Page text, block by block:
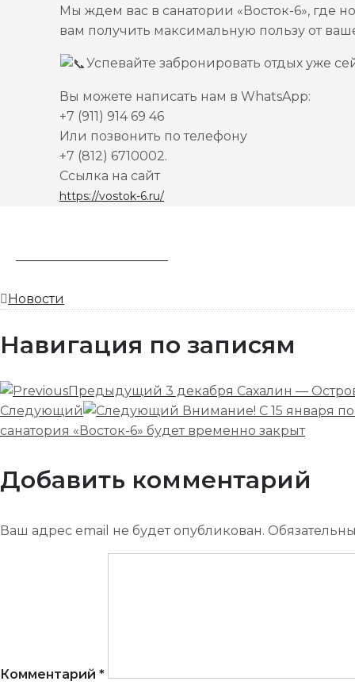
Мы ждем вас в санатории «Восток-6», где
вам получить максимальную пользу от
Успевайте забронировать отдых уже
Вы можете написать нам в WhatsApp:
+7 (911) 914 69 46
Или позвонить по телефону
+7 (812) 6710002.
Ссылка на сайт
https://vostok-6.ru/
Новости
Навигация по записям
Предыдущий 3 декабря Сахалин —
Следующий
Внимание! С 15 января
санатория «Восток-6» будет временно закрыт
Добавить комментарий
Ваш адрес email не будет опубликован.
Комментарий *